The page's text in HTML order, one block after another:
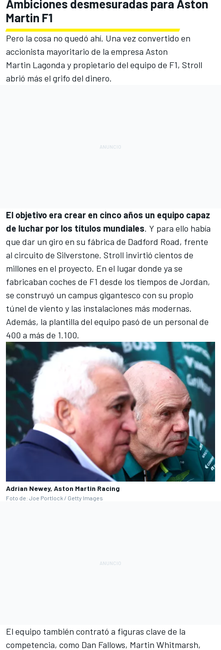
Ambiciones desmesuradas para Aston
Martin F1
Pero la cosa no quedó ahí. Una vez convertido en
accionista mayoritario de la empresa Aston
Martin Lagonda y propietario del equipo de F1, Stroll
abrió más el grifo del dinero.
El objetivo era crear en cinco años un equipo capaz
de luchar por los títulos mundiales. Y para ello había
que dar un giro en su fábrica de Dadford Road, frente
al circuito de Silverstone. Stroll invirtió cientos de
millones en el proyecto. En el lugar donde ya se
fabricaban coches de F1 desde los tiempos de Jordan,
se construyó un campus gigantesco con su propio
túnel de viento y las instalaciones más modernas.
Además, la plantilla del equipo pasó de un personal de
400 a más de 1.100.
Adrian Newey, Aston Martin Racing
Foto de: Joe Portlock / Getty Images
El equipo también contrató a figuras clave de la
competencia, como Dan Fallows, Martin Whitmarsh,